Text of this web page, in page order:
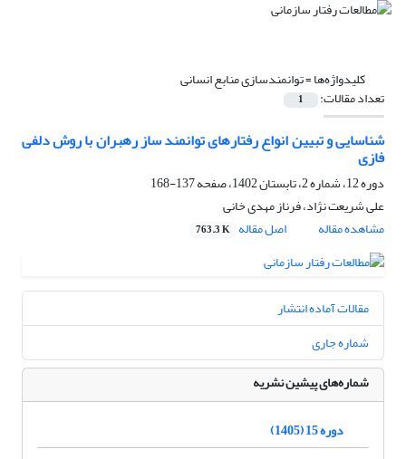
کلیدواژه‌ها =توانمندسازی منابع انسانی
تعداد مقالات: 1
شناسایی و تبیین انواع رفتارهای توانمند ساز رهبران با روش دلفی
فازی
دوره 12، شماره 2، تابستان 1402، صفحه
137-168
علی شریعت نژاد، فرناز مهدی خانی
مشاهده مقاله
اصل مقاله 763.3 K
مقالات آماده انتشار
شماره جاری
شماره‌های پیشین نشریه
دوره 15 (1405)